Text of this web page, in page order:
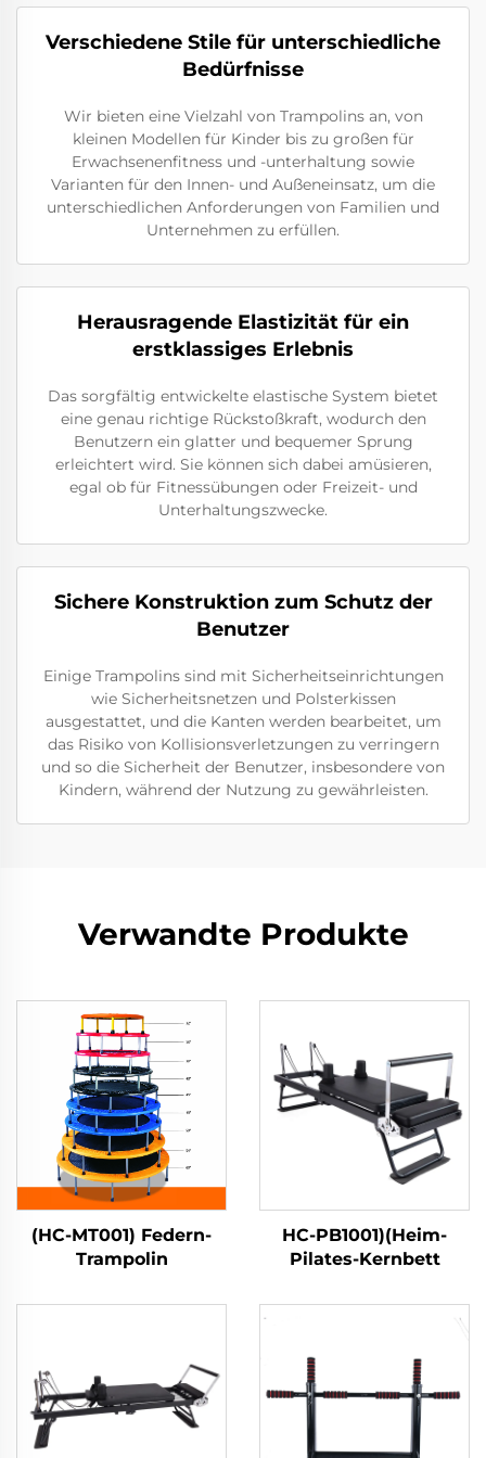
Verschiedene Stile für unterschiedliche
Bedürfnisse
Wir bieten eine Vielzahl von Trampolins an, von
kleinen Modellen für Kinder bis zu großen für
Erwachsenenfitness und -unterhaltung sowie
Varianten für den Innen- und Außeneinsatz, um die
unterschiedlichen Anforderungen von Familien und
Unternehmen zu erfüllen.
Herausragende Elastizität für ein
erstklassiges Erlebnis
Das sorgfältig entwickelte elastische System bietet
eine genau richtige Rückstoßkraft, wodurch den
Benutzern ein glatter und bequemer Sprung
erleichtert wird. Sie können sich dabei amüsieren,
egal ob für Fitnessübungen oder Freizeit- und
Unterhaltungszwecke.
Sichere Konstruktion zum Schutz der
Benutzer
Einige Trampolins sind mit Sicherheitseinrichtungen
wie Sicherheitsnetzen und Polsterkissen
ausgestattet, und die Kanten werden bearbeitet, um
das Risiko von Kollisionsverletzungen zu verringern
und so die Sicherheit der Benutzer, insbesondere von
Kindern, während der Nutzung zu gewährleisten.
Verwandte Produkte
(HC-MT001) Federn-
Trampolin
HC-PB1001)(Heim-
Pilates-Kernbett